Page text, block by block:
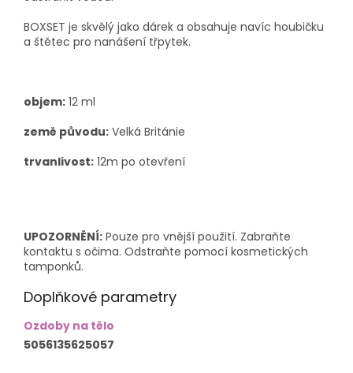
BOXSET je skvělý jako dárek a obsahuje navíc houbičku
a štětec pro nanášení třpytek.
objem: 12 ml
země původu: Velká Británie
trvanlivost: 12m po otevření
UPOZORNĚNÍ: Pouze pro vnější použití. Zabraňte
kontaktu s očima. Odstraňte pomocí kosmetických
tamponků.
Doplňkové parametry
Ozdoby na tělo
5056135625057